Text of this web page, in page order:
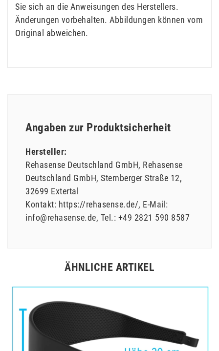
Sie sich an die Anweisungen des Herstellers.
Änderungen vorbehalten. Abbildungen können vom
Original abweichen.
Angaben zur Produktsicherheit
Hersteller:
Rehasense Deutschland GmbH Rehasense
Deutschland GmbH Sternberger Straße 12
32699 Extertal
Kontakt: https://rehasense.de/ E-Mail:
info@rehasense.de Tel.: +49 2821 590 8587
ÄHNLICHE ARTIKEL